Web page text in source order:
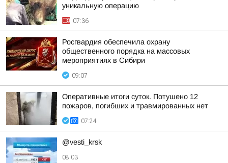
уникальную операцию
07:36
Росгвардия обеспечила охрану
общественного порядка на массовых
мероприятиях в Сибири
09:07
Оперативные итоги суток. Потушено 12
пожаров, погибших и травмированных нет
07:24
@vesti_krsk
08:03